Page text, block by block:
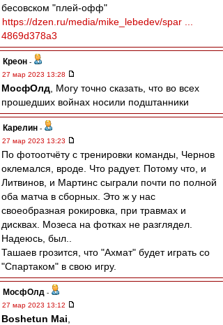
бесовском "плей-офф"
https://dzen.ru/media/mike_lebedev/spar ...
4869d378a3
Креон -
27 мар 2023 13:28
МосфОлд , Могу точно сказать, что во всех
прошедших войнах носили подштанники
Карелин -
27 мар 2023 13:23
По фотоотчёту с тренировки команды, Чернов
оклемался, вроде. Что радует. Потому что, и
Литвинов, и Мартинс сыграли почти по полной
оба матча в сборных. Это ж у нас
своеобразная рокировка, при травмах и
дисквах. Мозеса на фотках не разглядел.
Надеюсь, был..
Ташаев грозится, что "Ахмат" будет играть со
"Спартаком" в свою игру.
МосфОлд -
27 мар 2023 13:12
Boshetun Mai